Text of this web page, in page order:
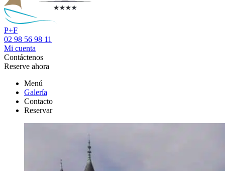
P+F
02 98 56 98 11
Mi cuenta
Contáctenos
Reserve ahora
Menú
Galería
Contacto
Reservar